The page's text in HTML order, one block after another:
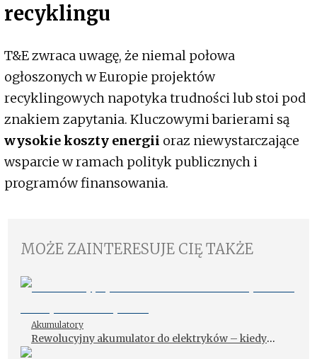
recyklingu
T&E zwraca uwagę, że niemal połowa
ogłoszonych w Europie projektów
recyklingowych napotyka trudności lub stoi pod
znakiem zapytania. Kluczowymi barierami są
wysokie koszty energii oraz niewystarczające
wsparcie w ramach polityk publicznych i
programów finansowania.
MOŻE ZAINTERESUJE CIĘ TAKŻE
Akumulatory
Rewolucyjny akumulator do elektryków – kiedy
trafi na rynek?